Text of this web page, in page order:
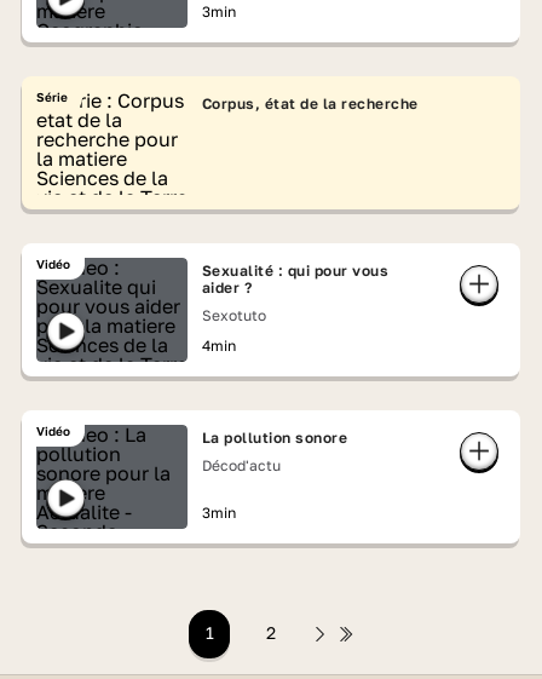
3min
Série Corpus, état de la recherche
Vidéo
Sexualité : qui pour vous
aider ?
Sexotuto
4min
Vidéo
La pollution sonore
Décod'actu
3min
1 2